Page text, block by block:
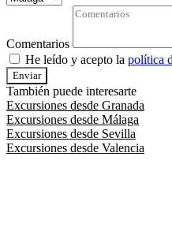
Comentarios
He leído y acepto la política
Enviar
También puede interesarte
Excursiones desde Granada
Excursiones desde Málaga
Excursiones desde Sevilla
Excursiones desde Valencia